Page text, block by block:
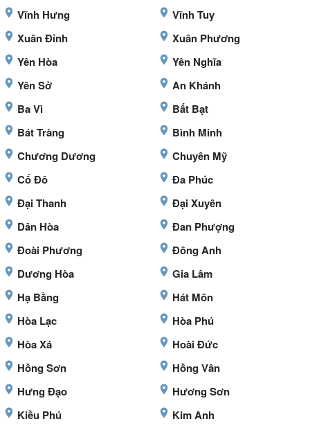
Vĩnh Hưng
Vĩnh Tuy
Xuân Đỉnh
Xuân Phương
Yên Hòa
Yên Nghĩa
Yên Sở
An Khánh
Ba Vì
Bất Bạt
Bát Tràng
Bình Minh
Chương Dương
Chuyên Mỹ
Cổ Đô
Đa Phúc
Đại Thanh
Đại Xuyên
Dân Hòa
Đan Phượng
Đoài Phương
Đông Anh
Dương Hòa
Gia Lâm
Hạ Bằng
Hát Môn
Hòa Lạc
Hòa Phú
Hòa Xá
Hoài Đức
Hồng Sơn
Hồng Vân
Hưng Đạo
Hương Sơn
Kiều Phú
Kim Anh